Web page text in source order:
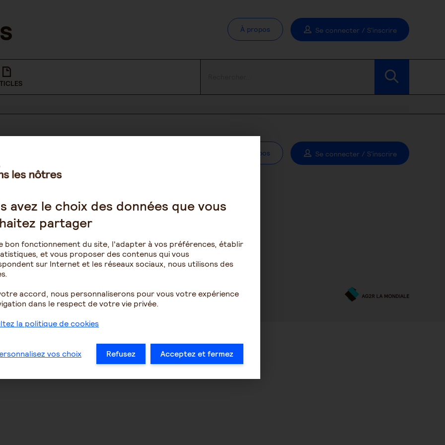
À propos Se connecter / S'inscrire
À propos Se connecter / S'inscrire
avez le choix des données que vous
partager
bon fonctionnement du site, l'adapter à vos préférences, établir
et vous proposer des contenus qui vous
sur Internet et les réseaux sociaux, nous utilisons des
accord, nous personnaliserons pour vous votre expérience
dans le respect de votre vie privée.
la politique de cookies
vos choix Refusez Acceptez et fermez